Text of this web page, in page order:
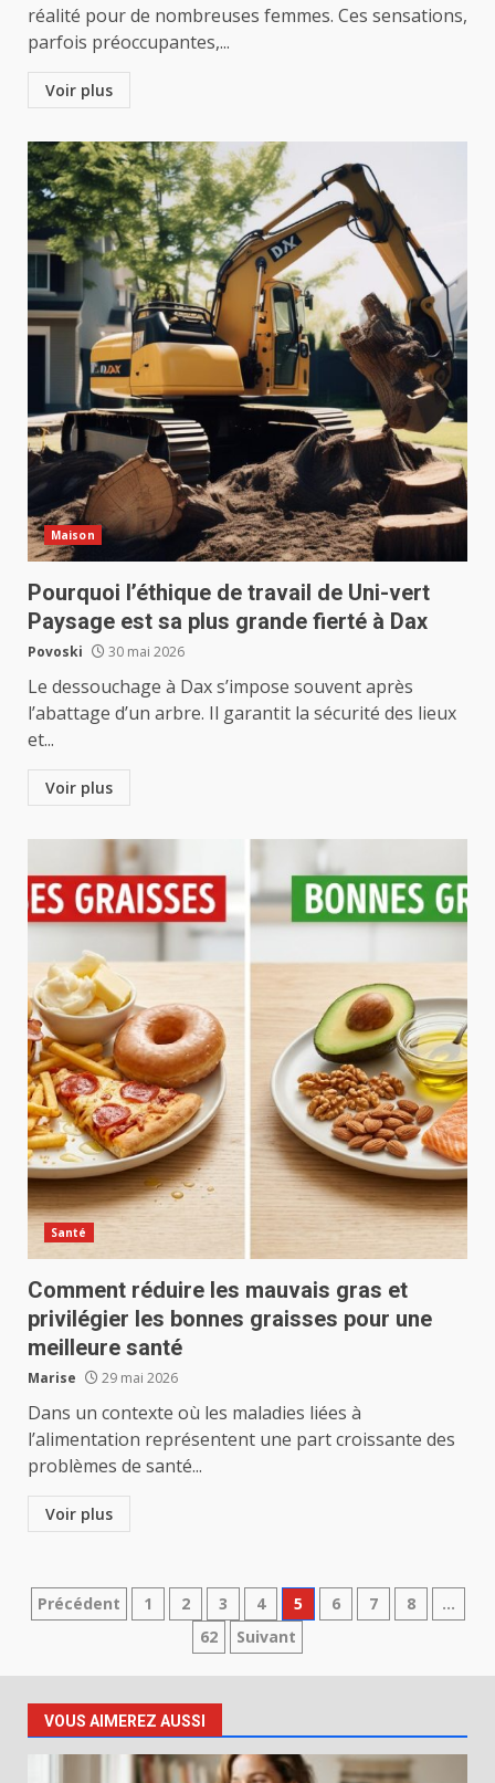
réalité pour de nombreuses femmes. Ces sensations,
parfois préoccupantes,...
Voir plus
Maison
Pourquoi l’éthique de travail de Uni-vert
Paysage est sa plus grande fierté à Dax
Povoski 30 mai 2026
Le dessouchage à Dax s’impose souvent après
l’abattage d’un arbre. Il garantit la sécurité des lieux
et...
Voir plus
Santé
Comment réduire les mauvais gras et
privilégier les bonnes graisses pour une
meilleure santé
Marise 29 mai 2026
Dans un contexte où les maladies liées à
l’alimentation représentent une part croissante des
problèmes de santé...
Voir plus
Pagination
publications
Précédent 1 2 3 4 5 6 7 8
…
62
Suivant
VOUS AIMEREZ AUSSI